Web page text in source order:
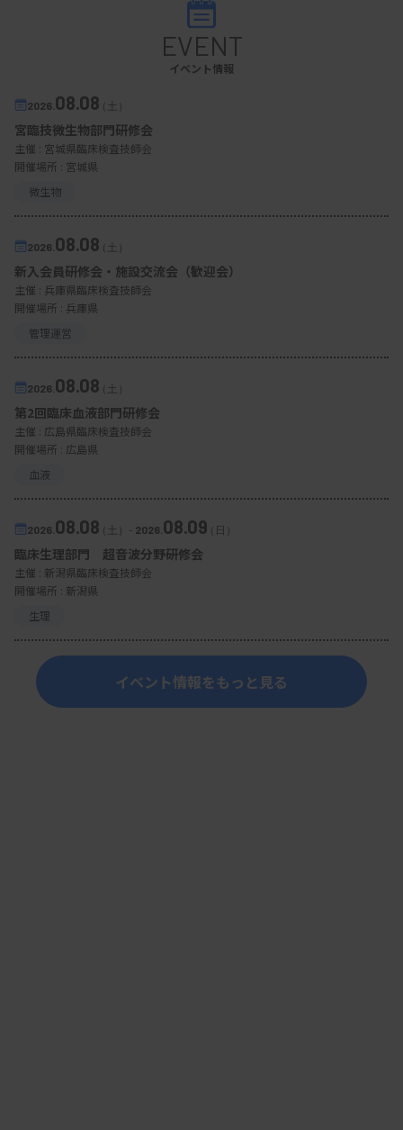
EVENT
イベント情報
2026. 08.08（土）
宮臨技微生物部門研修会
主催 : 宮城県臨床検査技師会
開催場所 : 宮城県
微生物
2026. 08.08（土）
新入会員研修会・施設交流会（歓迎会）
主催 : 兵庫県臨床検査技師会
開催場所 : 兵庫県
管理運営
2026. 08.08（土）
第2回臨床血液部門研修会
主催 : 広島県臨床検査技師会
開催場所 : 広島県
血液
2026. 08.08（土） - 2026. 08.09（日）
臨床生理部門 超音波分野研修会
主催 : 新潟県臨床検査技師会
開催場所 : 新潟県
生理
イベント情報をもっと見る